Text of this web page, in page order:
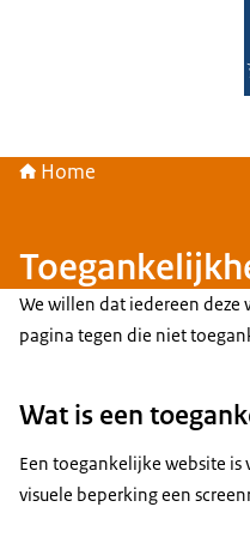
Home
We willen dat iedereen deze
pagina tegen die niet
Wat is een
Een toegankelijke website
visuele beperking een